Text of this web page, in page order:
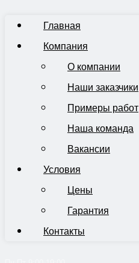
Главная
Компания
О компании
Наши заказчики
Примеры работ
Наша команда
Вакансии
Условия
Цены
Гарантия
Контакты